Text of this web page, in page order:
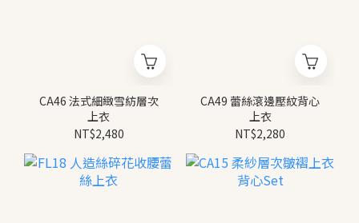
CA46 法式細緻雪紡層次
上衣
NT$2,480
CA49 蕾絲滾邊壓紋背心
上衣
NT$2,280